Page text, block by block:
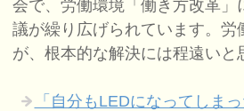
会で、労働環境「働き方改革」
議が繰り広げられています。労
が、根本的な解決には程遠いと
「自分もLEDになってしま